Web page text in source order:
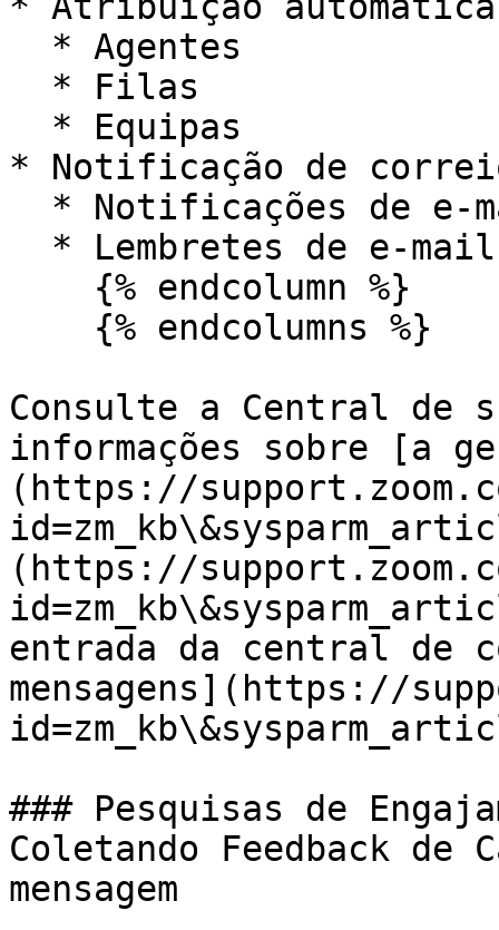
* Notificação de
Consulte a Central de
informações sobre [a
(https://
(https://
entrada da central de
mensagens](https://
### Pesquisas de
Coletando Feedback de
mensagem